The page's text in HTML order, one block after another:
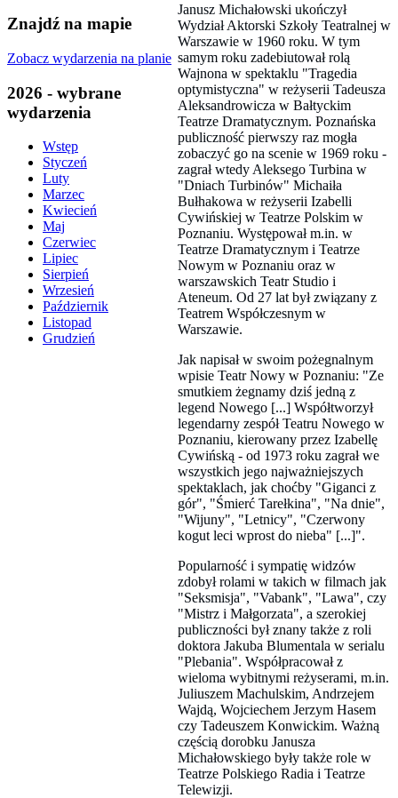
Znajdź na mapie
Zobacz wydarzenia na planie
2026 - wybrane
wydarzenia
Wstęp
Styczeń
Luty
Marzec
Kwiecień
Maj
Czerwiec
Lipiec
Sierpień
Wrzesień
Październik
Listopad
Grudzień
Janusz Michałowski ukończył
Wydział Aktorski Szkoły Teatralnej w
Warszawie w 1960 roku. W tym
samym roku zadebiutował rolą
Wajnona w spektaklu "Tragedia
optymistyczna" w reżyserii Tadeusza
Aleksandrowicza w Bałtyckim
Teatrze Dramatycznym. Poznańska
publiczność pierwszy raz mogła
zobaczyć go na scenie w 1969 roku -
zagrał wtedy Aleksego Turbina w
"Dniach Turbinów" Michaiła
Bułhakowa w reżyserii Izabelli
Cywińskiej w Teatrze Polskim w
Poznaniu. Występował m.in. w
Teatrze Dramatycznym i Teatrze
Nowym w Poznaniu oraz w
warszawskich Teatr Studio i
Ateneum. Od 27 lat był związany z
Teatrem Współczesnym w
Warszawie.
Jak napisał w swoim pożegnalnym
wpisie Teatr Nowy w Poznaniu: "Ze
smutkiem żegnamy dziś jedną z
legend Nowego [...] Współtworzył
legendarny zespół Teatru Nowego w
Poznaniu, kierowany przez Izabellę
Cywińską - od 1973 roku zagrał we
wszystkich jego najważniejszych
spektaklach, jak choćby "Giganci z
gór", "Śmierć Tarełkina", "Na dnie",
"Wijuny", "Letnicy", "Czerwony
kogut leci wprost do nieba" [...]".
Popularność i sympatię widzów
zdobył rolami w takich w filmach jak
"Seksmisja", "Vabank", "Lawa", czy
"Mistrz i Małgorzata", a szerokiej
publiczności był znany także z roli
doktora Jakuba Blumentala w serialu
"Plebania". Współpracował z
wieloma wybitnymi reżyserami, m.in.
Juliuszem Machulskim, Andrzejem
Wajdą, Wojciechem Jerzym Hasem
czy Tadeuszem Konwickim. Ważną
częścią dorobku Janusza
Michałowskiego były także role w
Teatrze Polskiego Radia i Teatrze
Telewizji.